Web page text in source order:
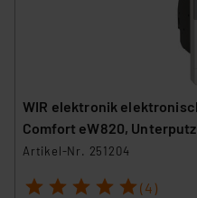
WIR elektronik
Comfort eW820,
Artikel-Nr. 251204
1 2 3 4 5 (4)